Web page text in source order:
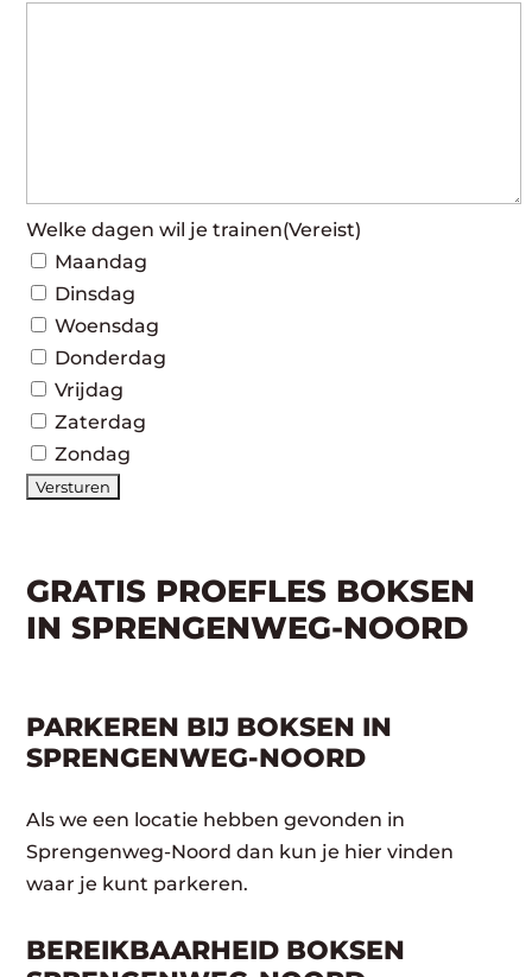
Welke dagen wil je trainen(Vereist)
Maandag
Dinsdag
Woensdag
Donderdag
Vrijdag
Zaterdag
Zondag
GRATIS PROEFLES BOKSEN
IN SPRENGENWEG-NOORD
PARKEREN BIJ BOKSEN IN
SPRENGENWEG-NOORD
Als we een locatie hebben gevonden in
Sprengenweg-Noord dan kun je hier vinden
waar je kunt parkeren.
BEREIKBAARHEID BOKSEN